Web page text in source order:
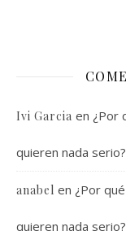
Ivi Garcia en ¿Por
quieren nada
anabel en ¿Por
quieren nada